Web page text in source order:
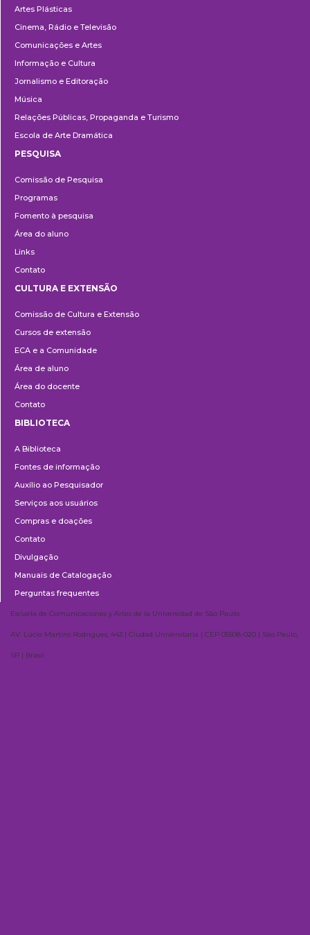
Artes Plásticas
Cinema, Rádio e Televisão
Comunicações e Artes
Informação e Cultura
Jornalismo e Editoração
Música
Relações Públicas, Propaganda e Turismo
Escola de Arte Dramática
PESQUISA
Comissão de Pesquisa
Programas
Fomento à pesquisa
Área do aluno
Links
Contato
e
Extensão
CULTURA E EXTENSÃO
Comissão de Cultura e Extensão
Cursos de extensão
ECA e a Comunidade
Área de aluno
Área do docente
Contato
BIBLIOTECA
A Biblioteca
Fontes de informação
Auxílio ao Pesquisador
Serviços aos usuários
Compras e doações
Contato
Divulgação
Manuais de Catalogação
Perguntas frequentes
Escuela de Comunicaciones y Artes de la Universidad de São Paulo
AV. Lúcio Martins Rodrigues, 443 | Ciudad Universitaria | CEP 05508-020 | São Paulo,
SP | Brasil